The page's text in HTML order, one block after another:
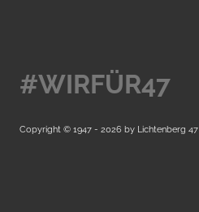
#WIRFÜR47
Copyright © 1947 - 2026 by Lichtenberg 47